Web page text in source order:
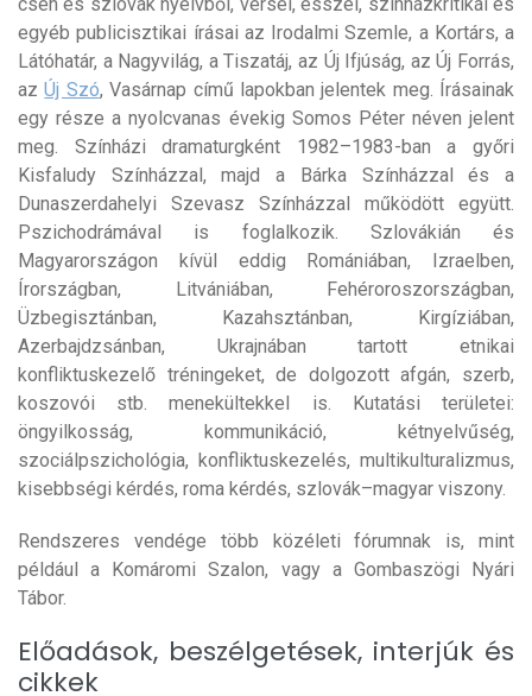
egyéb publicisztikai írásai az Irodalmi Szemle, a Kortárs, a
Látóhatár, a Nagyvilág, a Tiszatáj, az Új Ifjúság, az Új Forrás,
azÚj Szó, Vasárnap című lapokban jelentek meg. Írásainak
egy része a nyolcvanas évekig Somos Péter néven jelent
meg. Színházi dramaturgként 1982–1983-ban a győri
Kisfaludy Színházzal, majd a Bárka Színházzal és a
Dunaszerdahelyi Szevasz Színházzal működött együtt.
Pszichodrámával is foglalkozik. Szlovákián és
Magyarországon kívül eddig Romániában, Izraelben,
Írországban, Litvániában, Fehéroroszországban,
Üzbegisztánban, Kazahsztánban, Kirgíziában,
Azerbajdzsánban, Ukrajnában tartott etnikai
konfliktuskezelő tréningeket, de dolgozott afgán, szerb,
koszovói stb. menekültekkel is. Kutatási területei:
öngyilkosság, kommunikáció, kétnyelvűség,
szociálpszichológia, konfliktuskezelés, multikulturalizmus,
kisebbségi kérdés, roma kérdés, szlovák–magyar viszony.
Rendszeres vendége több közéleti fórumnak is, mint
például a Komáromi Szalon, vagy a Gombaszögi Nyári
Tábor.
Előadások, beszélgetések, interjúk és
cikkek